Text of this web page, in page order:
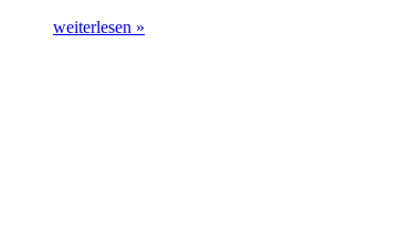
weiterlesen »